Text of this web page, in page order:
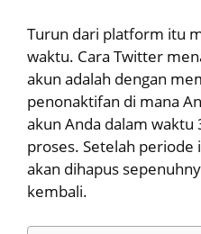
Turun dari platform itu
waktu. Cara Twitter
akun adalah dengan
penonaktifan di mana
akun Anda dalam
proses. Setelah periode
akan dihapus
kembali.